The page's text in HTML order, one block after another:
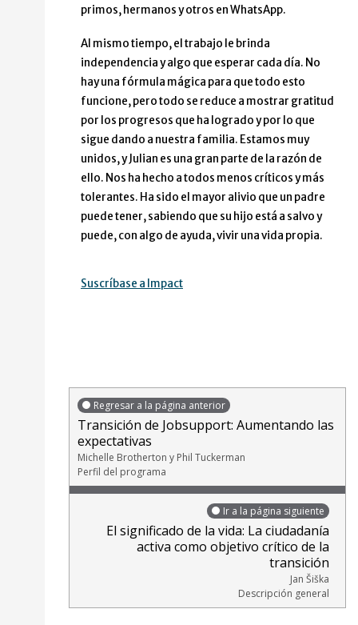
primos, hermanos y otros en WhatsApp.
Al mismo tiempo, el trabajo le brinda
independencia y algo que esperar cada día. No
hay una fórmula mágica para que todo esto
funcione, pero todo se reduce a mostrar gratitud
por los progresos que ha logrado y por lo que
sigue dando a nuestra familia. Estamos muy
unidos, y Julian es una gran parte de la razón de
ello. Nos ha hecho a todos menos críticos y más
tolerantes. Ha sido el mayor alivio que un padre
puede tener, sabiendo que su hijo está a salvo y
puede, con algo de ayuda, vivir una vida propia.
Suscríbase a Impact
Regresar a la página anterior
Transición de Jobsupport: Aumentando las
expectativas
Michelle Brotherton y Phil Tuckerman
Perfil del programa
Ir a la página siguiente
El significado de la vida: La ciudadanía
activa como objetivo crítico de la
transición
Jan Šiška
Descripción general